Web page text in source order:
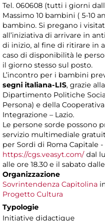
Tel. 060608 (tutti i giorni
Massimo 10 bambini ( 5-10
bambino. Si pregano i
all’iniziativa di arrivare in
di inizio, al fine di ritirare in
caso di disponibilità le
il giorno stesso sul posto.
L’incontro per i bambini
segni italiana-LIS, grazie
Dipartimento Politiche
Persona) e della
Integrazione – Lazio.
Le persone sorde possono
servizio multimediale
per Sordi di Roma Capitale
https://cgs.veasyt.com/dal
alle ore 18.30 e il sabato
Organizzazione
Sovrintendenza Capitolina
Progetto Cultura
Typologie
Initiative didactique